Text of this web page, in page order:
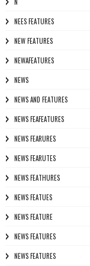
NEES FEATURES
NEW FEATURES
NEWAFEATURES
NEWS
NEWS AND FEATURES
NEWS FEAFEATURES
NEWS FEARURES
NEWS FEARUTES
NEWS FEATHURES
NEWS FEATUES
NEWS FEATURE
NEWS FEATURES
NEWS FEATURES